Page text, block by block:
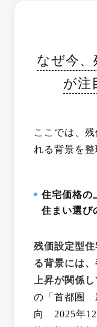
なぜ今、
が注
ここでは、
れる背景を整
住宅価格の
住まい選び
残価設定型
る背景には
上昇が関係
の「首都圏
向 2025年12